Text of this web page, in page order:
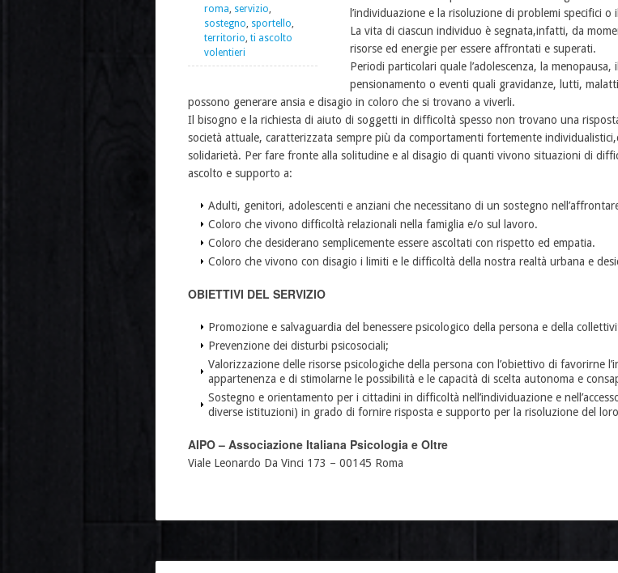
roma, servizio,
sostegno, sportello,
territorio, ti ascolto
volentieri
l’individuazione e la risoluzione di problemi specifici
La vita di ciascun individuo è segnata,infatti, da
risorse ed energie per essere affrontati e superati.
Periodi particolari quale l’adolescenza, la
pensionamento o eventi quali gravidanze, lutti,
possono generare ansia e disagio in coloro che si trovano a viverli.
Il bisogno e la richiesta di aiuto di soggetti in difficoltà spesso non trovano una
società attuale, caratterizzata sempre più da comportamenti fortemente
solidarietà. Per fare fronte alla solitudine e al disagio di quanti vivono situazioni di
ascolto e supporto a:
Adulti, genitori, adolescenti e anziani che necessitano di un sostegno
Coloro che vivono difficoltà relazionali nella famiglia e/o sul lavoro.
Coloro che desiderano semplicemente essere ascoltati con rispetto ed empatia.
Coloro che vivono con disagio i limiti e le difficoltà della nostra realtà urbana e
OBIETTIVI DEL SERVIZIO
Promozione e salvaguardia del benessere psicologico della persona e della
Prevenzione dei disturbi psicosociali;
Valorizzazione delle risorse psicologiche della persona con l’obiettivo di favorirne
appartenenza e di stimolarne le possibilità e le capacità di scelta autonoma e
Sostegno e orientamento per i cittadini in difficoltà nell’individuazione e
diverse istituzioni) in grado di fornire risposta e supporto per la risoluzione del
AIPO – Associazione Italiana Psicologia e Oltre
Viale Leonardo Da Vinci 173 – 00145 Roma